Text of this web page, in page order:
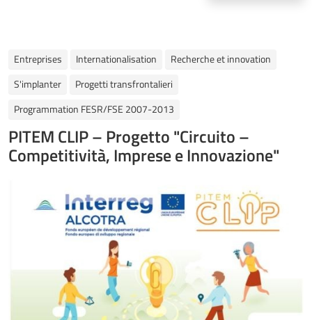
Entreprises Internationalisation
Recherche et innovation
S'implanter
Progetti transfrontalieri
Programmation FESR/FSE 2007-2013
PITEM CLIP – Progetto "Circuito –
Competitività, Imprese e Innovazione"